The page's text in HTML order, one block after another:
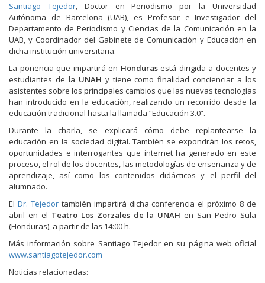
Santiago Tejedor, Doctor en Periodismo por la Universidad
Autónoma de Barcelona (UAB), es Profesor e Investigador del
Departamento de Periodismo y Ciencias de la Comunicación en la
UAB, y Coordinador del Gabinete de Comunicación y Educación en
dicha institución universitaria.
La ponencia que impartirá en Hondurasestá dirigida a docentes y
estudiantes de la UNAH y tiene como finalidad concienciar a los
asistentes sobre los principales cambios que las nuevas tecnologías
han introducido en la educación, realizando un recorrido desde la
educación tradicional hasta la llamada “Educación 3.0”.
Durante la charla, se explicará cómo debe replantearse la
educación en la sociedad digital. También se expondrán los retos,
oportunidades e interrogantes que internet ha generado en este
proceso, el rol de los docentes, las metodologías de enseñanza y de
aprendizaje, así como los contenidos didácticos y el perfil del
alumnado.
El Dr. Tejedortambién impartirá dicha conferencia el próximo 8 de
abril en el Teatro Los Zorzales de la UNAH en San Pedro Sula
(Honduras), a partir de las 14:00 h.
Más información sobre Santiago Tejedor en su página web oficial
www.santiagotejedor.com
Noticias relacionadas: